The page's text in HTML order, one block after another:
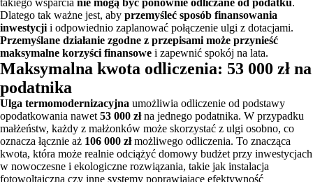
takiego wsparcia nie mogą być ponownie odliczane od podatku.
Dlatego tak ważne jest, aby przemyśleć sposób finansowania
inwestycji i odpowiednio zaplanować połączenie ulgi z dotacjami.
Przemyślane działanie zgodne z przepisami może przynieść
maksymalne korzyści finansowe i zapewnić spokój na lata.
Maksymalna kwota odliczenia: 53 000 zł na
podatnika
Ulga termomodernizacyjna umożliwia odliczenie od podstawy
opodatkowania nawet 53 000 złna jednego podatnika. W przypadku
małżeństw, każdy z małżonków może skorzystać z ulgi osobno, co
oznacza łącznie aż 106 000 złmożliwego odliczenia. To znacząca
kwota, która może realnie odciążyć domowy budżet przy inwestycjach
w nowoczesne i ekologiczne rozwiązania, takie jak instalacja
fotowoltaiczna czy inne systemy poprawiające efektywność